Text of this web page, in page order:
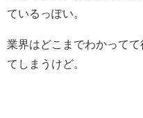
ているっぽい。
業界はどこまでわかって
てしまうけど。